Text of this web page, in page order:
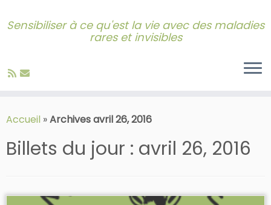
to
Sensibiliser à ce qu'est la vie avec des maladies
rares et invisibles
Accueil »Archives avril 26, 2016
Billets du jour : avril 26, 2016